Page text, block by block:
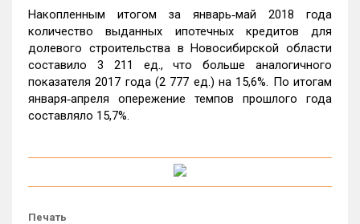
Накопленным итогом за январь‑май 2018 года
количество выданных ипотечных кредитов для
долевого строительства в Новосибирской области
составило 3 211 ед., что больше аналогичного
показателя 2017 года (2 777 ед.) на 15,6%. По итогам
января‑апреля опережение темпов прошлого года
составляло 15,7%.
Печать